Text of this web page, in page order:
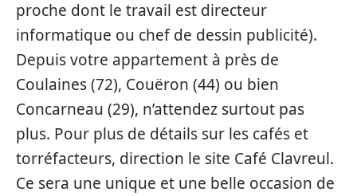
proche dont le travail est directeur
informatique ou chef de dessin publicité).
Depuis votre appartement à près de
Coulaines (72), Couëron (44) ou bien
Concarneau (29), n’attendez surtout pas
plus. Pour plus de détails sur les cafés et
torréfacteurs, direction le site Café Clavreul.
Ce sera une unique et une belle occasion de